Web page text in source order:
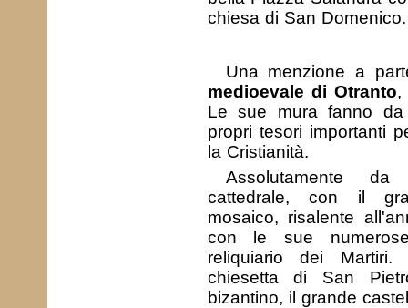
chiesa di San Domenico.
Una menzione a
medioevale di Otranto,
Le sue mura fanno
propri tesori importanti
la Cristianità.
Assolutamente
cattedrale, con il
mosaico, risalente
con le sue
reliquiario dei
chiesetta di San
bizantino, il grande